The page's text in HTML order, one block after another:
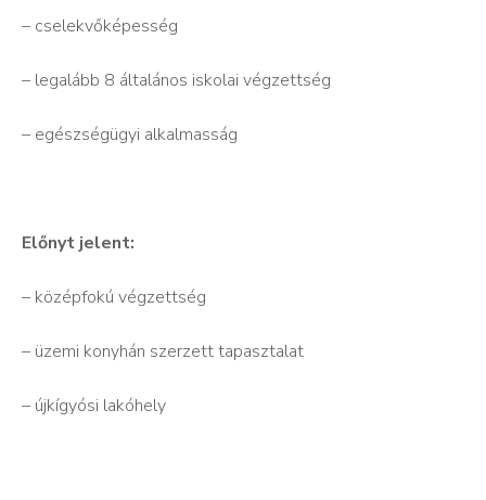
– cselekvőképesség
– legalább 8 általános iskolai végzettség
– egészségügyi alkalmasság
Előnyt jelent:
– középfokú végzettség
– üzemi konyhán szerzett tapasztalat
– újkígyósi lakóhely